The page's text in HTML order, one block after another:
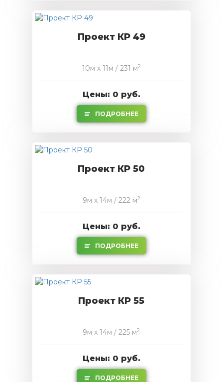
Проект КР 49
10м x 11м / 231 м2
Цены: 0 руб.
ПОДРОБНЕЕ
Проект КР 50
9м x 14м / 222 м2
Цены: 0 руб.
ПОДРОБНЕЕ
Проект КР 55
9м x 14м / 225 м2
Цены: 0 руб.
ПОДРОБНЕЕ